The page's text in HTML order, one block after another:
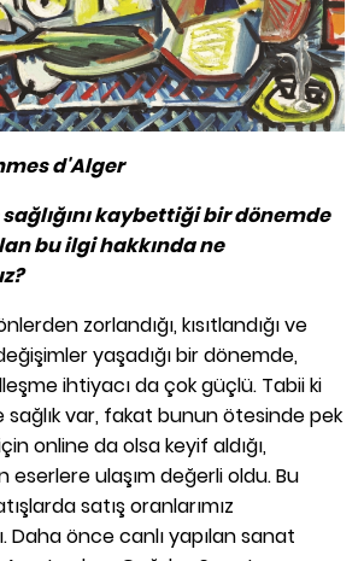
d'Alger
kaybettiği bir dönemde
bu ilgi hakkında ne
zorlandığı, kısıtlandığı ve
yaşadığı bir dönemde,
ihtiyacı da çok güçlü. Tabii ki
var, fakat bunun ötesinde pek
online da olsa keyif aldığı,
eserlere ulaşım değerli oldu. Bu
satış oranlarımız
Daha önce canlı yapılan sanat